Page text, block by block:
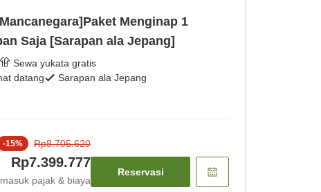
Menginap 1
Saja [Sarapan ala Jepang]
Sewa yukata gratis
datang
Sarapan ala Jepang
-15% Rp8.705.620
Rp7.399.777
pajak & biaya
Reservasi